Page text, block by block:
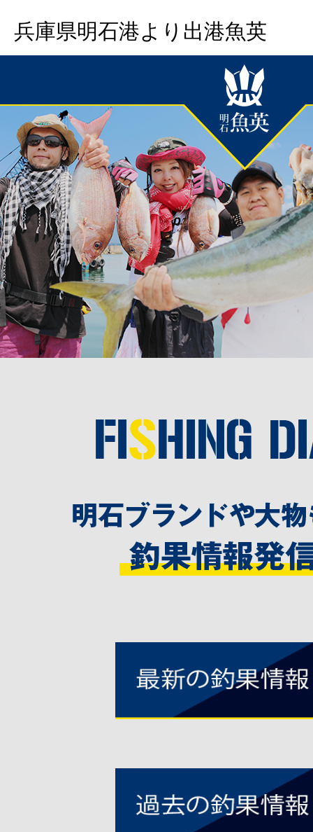
兵庫県明石港より出港魚英